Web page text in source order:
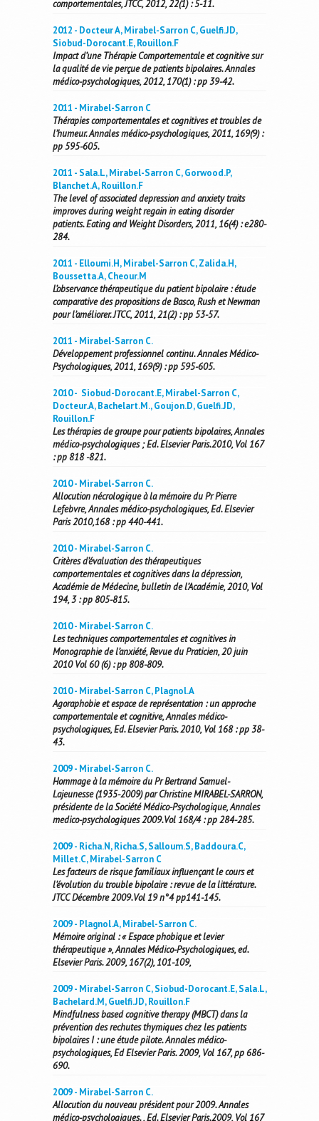
comportementales, JTCC, 2012, 22(1) : 5-11.
2012 - Docteur A, Mirabel-Sarron C, Guelfi.JD,
Siobud-Dorocant.E, Rouillon.F
Impact d’une Thérapie Comportementale et cognitive sur
la qualité de vie perçue de patients bipolaires. Annales
médico-psychologiques, 2012, 170(1) : pp 39-42.
2011 - Mirabel-Sarron C
Thérapies comportementales et cognitives et troubles de
l’humeur. Annales médico-psychologiques, 2011, 169(9) :
pp 595-605.
2011 - Sala.L, Mirabel-Sarron C, Gorwood.P,
Blanchet.A, Rouillon.F
The level of associated depression and anxiety traits
improves during weight regain in eating disorder
patients. Eating and Weight Disorders, 2011, 16(4) : e280-
284.
2011 - Elloumi.H, Mirabel-Sarron C, Zalida.H,
Boussetta.A, Cheour.M
L’observance thérapeutique du patient bipolaire : étude
comparative des propositions de Basco, Rush et Newman
pour l’améliorer. JTCC, 2011, 21(2) : pp 53-57.
2011 - Mirabel-Sarron C.
Développement professionnel continu. Annales Médico-
Psychologiques, 2011, 169(9) : pp 595-605.
2010 - Siobud-Dorocant.E, Mirabel-Sarron C,
Docteur.A, Bachelart.M., Goujon.D, Guelfi.JD,
Rouillon.F
Les thérapies de groupe pour patients bipolaires, Annales
médico-psychologiques ; Ed. Elsevier Paris.2010, Vol 167
: pp 818 -821.
2010 - Mirabel-Sarron C.
Allocution nécrologique à la mémoire du Pr Pierre
Lefebvre, Annales médico-psychologiques, Ed. Elsevier
Paris 2010,168 : pp 440-441.
2010 - Mirabel-Sarron C.
Critères d’évaluation des thérapeutiques
comportementales et cognitives dans la dépression,
Académie de Médecine, bulletin de l’Académie, 2010, Vol
194, 3 : pp 805-815.
2010 - Mirabel-Sarron C.
Les techniques comportementales et cognitives in
Monographie de l’anxiété, Revue du Praticien, 20 juin
2010 Vol 60 (6) : pp 808-809.
2010 - Mirabel-Sarron C, Plagnol.A
Agoraphobie et espace de représentation : un approche
comportementale et cognitive, Annales médico-
psychologiques, Ed. Elsevier Paris. 2010, Vol 168 : pp 38-
43.
2009 - Mirabel-Sarron C.
Hommage à la mémoire du Pr Bertrand Samuel-
Lajeunesse (1935-2009) par Christine MIRABEL-SARRON,
présidente de la Société Médico-Psychologique, Annales
medico-psychologiques 2009.Vol 168/4 : pp 284-285.
2009 - Richa.N, Richa.S, Salloum.S, Baddoura.C,
Millet.C, Mirabel-Sarron C
Les facteurs de risque familiaux influençant le cours et
l’évolution du trouble bipolaire : revue de la littérature.
JTCC Décembre 2009.Vol 19 n°4 pp141-145.
2009 - Plagnol.A, Mirabel-Sarron C.
Mémoire original : « Espace phobique et levier
thérapeutique », Annales Médico-Psychologiques, ed.
Elsevier Paris. 2009, 167(2), 101-109,
2009 - Mirabel-Sarron C, Siobud-Dorocant.E, Sala.L,
Bachelard.M, Guelfi.JD, Rouillon.F
Mindfulness based cognitive therapy (MBCT) dans la
prévention des rechutes thymiques chez les patients
bipolaires I : une étude pilote. Annales médico-
psychologiques, Ed Elsevier Paris. 2009, Vol 167, pp 686-
690.
2009 - Mirabel-Sarron C.
Allocution du nouveau président pour 2009. Annales
médico-psychologiques. , Ed. Elsevier Paris.2009, Vol 167